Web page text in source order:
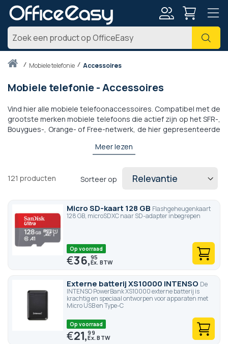
Zoek
Thuismobiele telefonie Accessoires
Mobiele telefonie - Accessoires
Vind hier alle mobiele telefoonaccessoires. Compatibel met de
grootste merken mobiele telefoons die actief zijn op het SFR-,
Bouygues-, Orange- of Free-netwerk, de hier gepresenteerde
mobiele telefoons zijn op voorraad en worden binnen 24 uur
Een vraag over de compatibiliteit met uw mobiel? een
Meer lezen
121 producten Sorteer op
Micro SD-kaart 128 GB Flashgeheugenkaart
128 GB, microSDXC naar SD-adapter inbegrepen
Op voorraad
€36,95
Externe batterij XS10000 INTENSO De
INTENSO PowerBank XS10000 externe batterij is
krachtig en speciaal ontworpen voor apparaten met
Micro USB en Type-C
Op voorraad
€21,99